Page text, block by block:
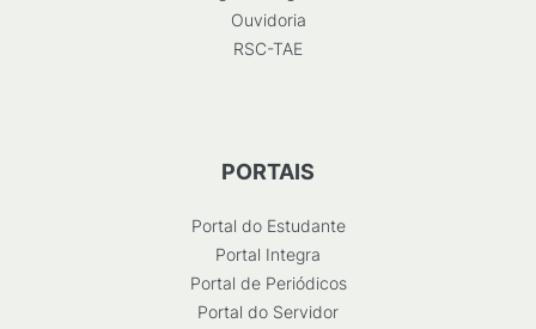
Ouvidoria
RSC-TAE
PORTAIS
Portal do Estudante
Portal Integra
Portal de Periódicos
Portal do Servidor